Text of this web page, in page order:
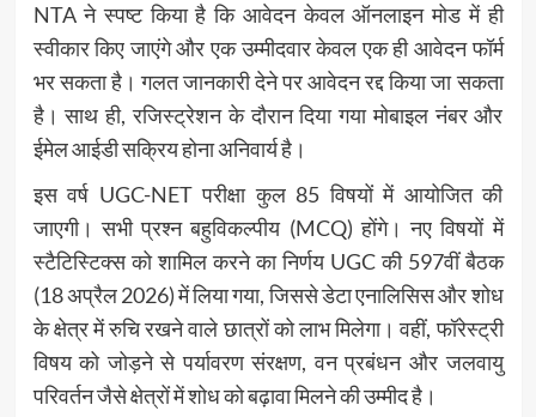
NTA ने स्पष्ट किया है कि आवेदन केवल ऑनलाइन मोड में ही
स्वीकार किए जाएंगे और एक उम्मीदवार केवल एक ही आवेदन फॉर्म
भर सकता है। गलत जानकारी देने पर आवेदन रद्द किया जा सकता
है। साथ ही, रजिस्ट्रेशन के दौरान दिया गया मोबाइल नंबर और
ईमेल आईडी सक्रिय होना अनिवार्य है।
इस वर्ष UGC-NET परीक्षा कुल 85 विषयों में आयोजित की
जाएगी। सभी प्रश्न बहुविकल्पीय (MCQ) होंगे। नए विषयों में
स्टैटिस्टिक्स को शामिल करने का निर्णय UGC की 597वीं बैठक
(18 अप्रैल 2026) में लिया गया, जिससे डेटा एनालिसिस और शोध
के क्षेत्र में रुचि रखने वाले छात्रों को लाभ मिलेगा। वहीं, फॉरेस्ट्री
विषय को जोड़ने से पर्यावरण संरक्षण, वन प्रबंधन और जलवायु
परिवर्तन जैसे क्षेत्रों में शोध को बढ़ावा मिलने की उम्मीद है।